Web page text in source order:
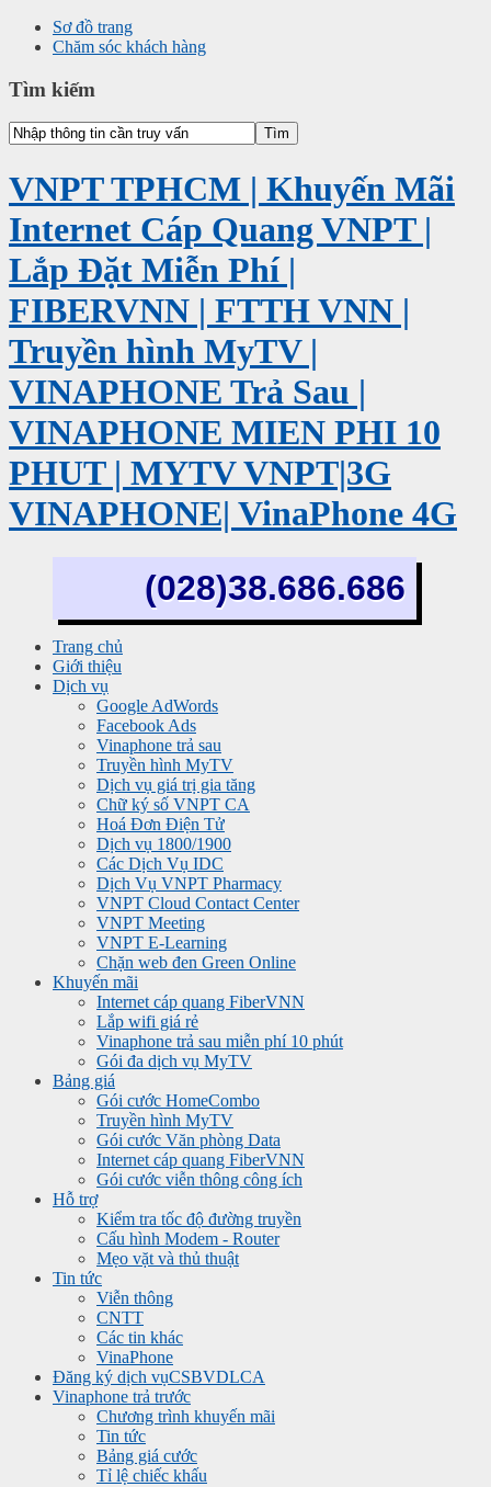
Sơ đồ trang
Chăm sóc khách hàng
Tìm kiếm
VNPT TPHCM | Khuyến Mãi
Internet Cáp Quang VNPT |
Lắp Đặt Miễn Phí |
FIBERVNN | FTTH VNN |
Truyền hình MyTV |
VINAPHONE Trả Sau |
VINAPHONE MIEN PHI 10
PHUT | MYTV VNPT|3G
VINAPHONE| VinaPhone 4G
(028)38.686.686
Trang chủ
Giới thiệu
Dịch vụ
Google AdWords
Facebook Ads
Vinaphone trả sau
Truyền hình MyTV
Dịch vụ giá trị gia tăng
Chữ ký số VNPT CA
Hoá Đơn Điện Tử
Dịch vụ 1800/1900
Các Dịch Vụ IDC
Dịch Vụ VNPT Pharmacy
VNPT Cloud Contact Center
VNPT Meeting
VNPT E-Learning
Chặn web đen Green Online
Khuyến mãi
Internet cáp quang FiberVNN
Lắp wifi giá rẻ
Vinaphone trả sau miễn phí 10 phút
Gói đa dịch vụ MyTV
Bảng giá
Gói cước HomeCombo
Truyền hình MyTV
Gói cước Văn phòng Data
Internet cáp quang FiberVNN
Gói cước viễn thông công ích
Hỗ trợ
Kiểm tra tốc độ đường truyền
Cấu hình Modem - Router
Mẹo vặt và thủ thuật
Tin tức
Viễn thông
CNTT
Các tin khác
VinaPhone
Đăng ký dịch vụCSBVDLCA
Vinaphone trả trước
Chương trình khuyến mãi
Tin tức
Bảng giá cước
Tỉ lệ chiếc khấu